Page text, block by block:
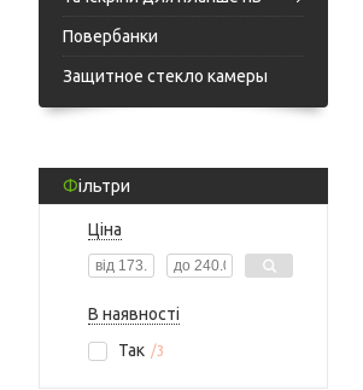
Повербанки
Защитное стекло камеры
Фільтри
Ціна
В наявності
Так
3